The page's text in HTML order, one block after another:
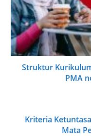
Struktur
PMA
Kriteria
Mata